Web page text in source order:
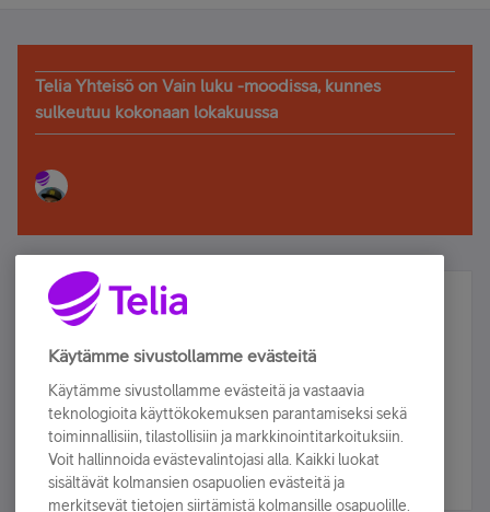
Telia Yhteisö on Vain luku -moodissa, kunnes
sulkeutuu kokonaan lokakuussa
Älä jää paitsi – osallistu ja voita!
Tilaa Telian uutiskirje ja olet mukana arvonnassa.
sähköpostiisi.
Tilaa nyt
Käytämme sivustollamme evästeitä
Käytämme sivustollamme evästeitä ja vastaavia
teknologioita käyttökokemuksen parantamiseksi sekä
toiminnallisiin, tilastollisiin ja markkinointitarkoituksiin.
Voit hallinnoida evästevalintojasi alla. Kaikki luokat
sisältävät kolmansien osapuolien evästeitä ja
merkitsevät tietojen siirtämistä kolmansille osapuolille.